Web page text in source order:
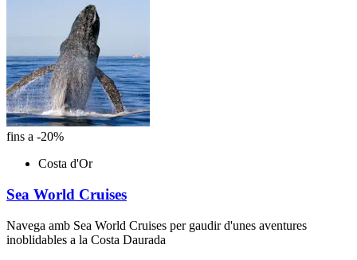
fins a -20%
Costa d'Or
Sea World Cruises
Navega amb Sea World Cruises per gaudir d'unes aventures
inoblidables a la Costa Daurada